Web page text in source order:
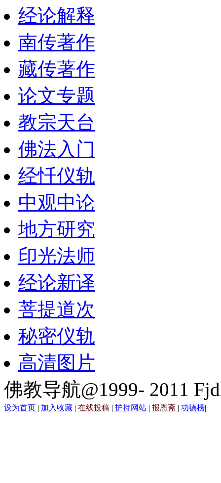
经论解释
南传著作
藏传著作
论文专题
教宗天台
佛法入门
经忏仪轨
中观中论
地方研究
印光法师
经论新译
菩提道次
秘密仪轨
高清图片
佛教导航@1999- 2011
设为首页 | 加入收藏 | 在线投稿 | 护持网站 | 报恩斋 | 功德榜|